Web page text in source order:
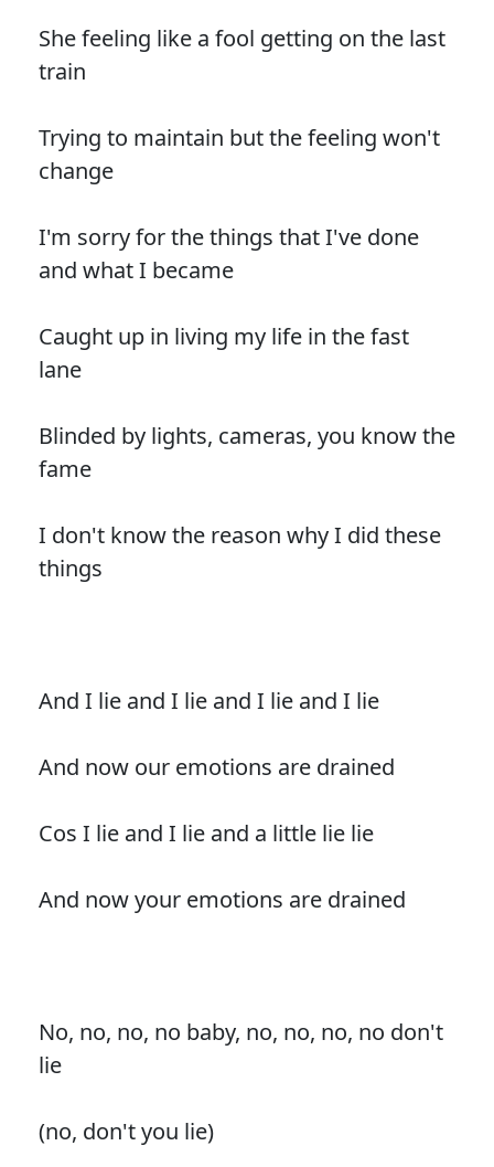
She feeling like a fool getting on the last
train
Trying to maintain but the feeling won't
change
I'm sorry for the things that I've done
and what I became
Caught up in living my life in the fast
lane
Blinded by lights, cameras, you know the
fame
I don't know the reason why I did these
things
And I lie and I lie and I lie and I lie
And now our emotions are drained
Cos I lie and I lie and a little lie lie
And now your emotions are drained
No, no, no, no baby, no, no, no, no don't
lie
(no, don't you lie)